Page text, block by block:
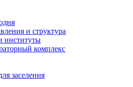
и структура
институты
комплекс
заселения